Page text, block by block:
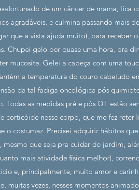
de um câncer de mama, fica
agradáveis, e culmina passando mais
que a vista ajuda muito), para
Chupei gelo por quase uma hora, pra
mucosite. Gelei a cabeça com uma
a temperatura do couro cabeludo
da tal fadiga oncológica pós
Todas as medidas pré e pós QT estão
corticóide nesse corpo, que me fez reter
o costumaz. Precisei adquirir hábitos
que seja pra cuidar do jardim,
mais atividade física melhor),
e, principalmente, muito amor e
muitas vezes, nesses momentos